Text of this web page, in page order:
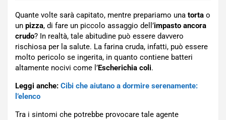
Quante volte sarà capitato, mentre prepariamo una torta o
un pizza, di fare un piccolo assaggio dell’impasto ancora
crudo? In realtà, tale abitudine può essere davvero
rischiosa per la salute. La farina cruda, infatti, può essere
molto pericolo se ingerita, in quanto contiene batteri
altamente nocivi come l’Escherichia coli.
Leggi anche: Cibi che aiutano a dormire serenamente:
l’elenco
Tra i sintomi che potrebbe provocare tale agente